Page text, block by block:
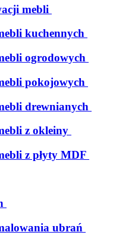
mebli
kuchennych
ogrodowych
pokojowych
drewnianych
z okleiny
z płyty MDF
ubrań